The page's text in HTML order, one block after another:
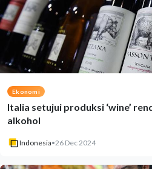
Ekonomi
Italia setujui produksi ‘wine’
alkohol
Indonesia•26 Dec 2024